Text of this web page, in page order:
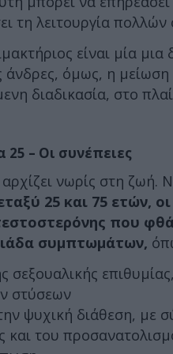
τη λειτουργία
είναι μία
άνδρες, όμως, η
διαδικασία, στο
– Οι συνέπειες
νωρίς στη ζωή.
25 και 75 ετών,
που
συμπτωμάτων,
σεξουαλικής
στύσεων
ψυχική διάθεση, με
και του